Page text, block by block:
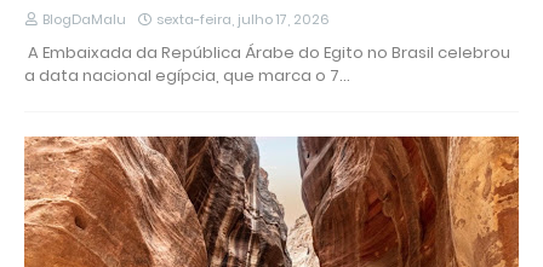
BlogDaMalu sexta-feira, julho 17, 2026
​ A Embaixada da República Árabe do Egito no Brasil celebrou
a data nacional egípcia, que marca o 7…